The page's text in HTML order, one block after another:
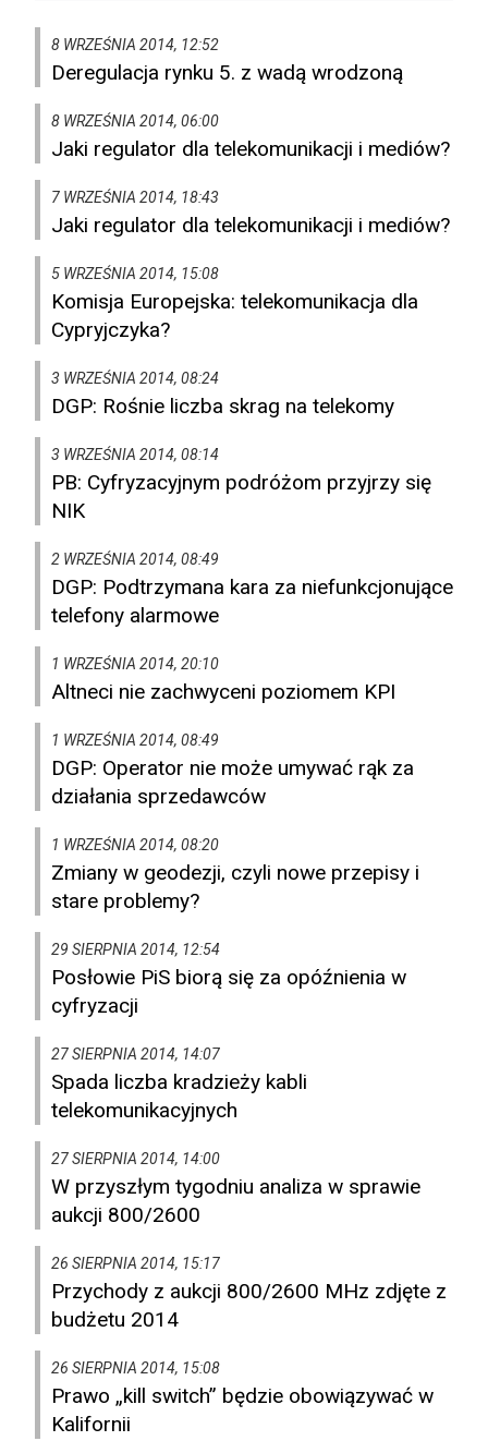
8 WRZEŚNIA 2014, 12:52
Deregulacja rynku 5. z wadą wrodzoną
8 WRZEŚNIA 2014, 06:00
Jaki regulator dla telekomunikacji i mediów?
7 WRZEŚNIA 2014, 18:43
Jaki regulator dla telekomunikacji i mediów?
5 WRZEŚNIA 2014, 15:08
Komisja Europejska: telekomunikacja dla
Cypryjczyka?
3 WRZEŚNIA 2014, 08:24
DGP: Rośnie liczba skrag na telekomy
3 WRZEŚNIA 2014, 08:14
PB: Cyfryzacyjnym podróżom przyjrzy się
NIK
2 WRZEŚNIA 2014, 08:49
DGP: Podtrzymana kara za niefunkcjonujące
telefony alarmowe
1 WRZEŚNIA 2014, 20:10
Altneci nie zachwyceni poziomem KPI
1 WRZEŚNIA 2014, 08:49
DGP: Operator nie może umywać rąk za
działania sprzedawców
1 WRZEŚNIA 2014, 08:20
Zmiany w geodezji, czyli nowe przepisy i
stare problemy?
29 SIERPNIA 2014, 12:54
Posłowie PiS biorą się za opóźnienia w
cyfryzacji
27 SIERPNIA 2014, 14:07
Spada liczba kradzieży kabli
telekomunikacyjnych
27 SIERPNIA 2014, 14:00
W przyszłym tygodniu analiza w sprawie
aukcji 800/2600
26 SIERPNIA 2014, 15:17
Przychody z aukcji 800/2600 MHz zdjęte z
budżetu 2014
26 SIERPNIA 2014, 15:08
Prawo „kill switch” będzie obowiązywać w
Kalifornii